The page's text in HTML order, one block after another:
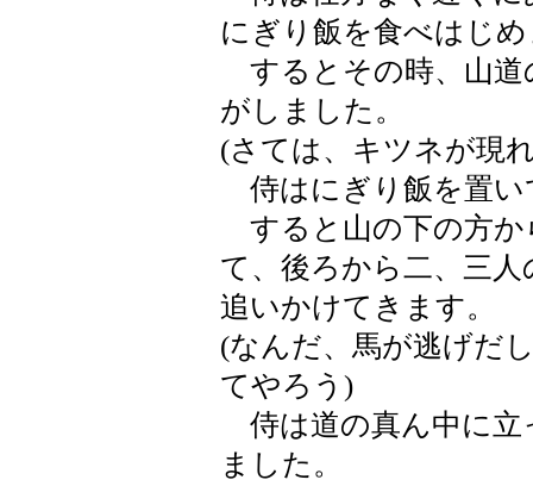
にぎり飯を食べはじ
するとその時、山道
がしました。
(さては、キツネが現
侍はにぎり飯を置い
すると山の下の方か
て、後ろから二、三人
追いかけてきます。
(なんだ、馬が逃げだ
てやろう)
侍は道の真ん中に立
ました。